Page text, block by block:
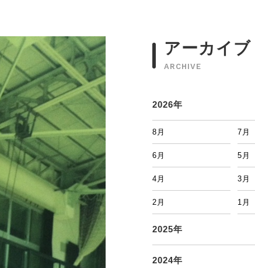
アーカイブ
ARCHIVE
2026年
8月 7月
6月 5月
4月 3月
2月 1月
2025年
2024年